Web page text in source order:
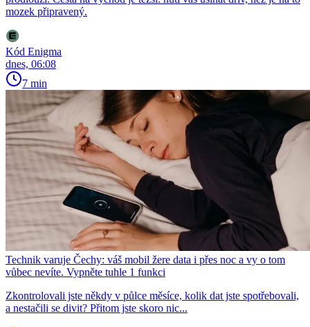
mozek připravený.
Kód Enigma
dnes, 06:08
7 min
Technik varuje Čechy: váš mobil žere data i přes noc a vy o tom
vůbec nevíte. Vypněte tuhle 1 funkci
Zkontrolovali jste někdy v půlce měsíce, kolik dat jste spotřebovali,
a nestačili se divit? Přitom jste skoro nic...